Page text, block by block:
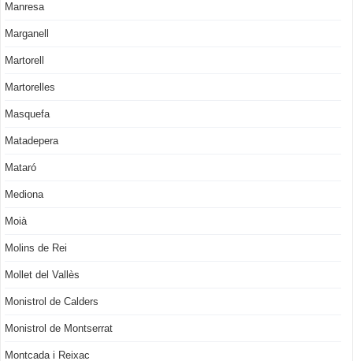
Manresa
Marganell
Martorell
Martorelles
Masquefa
Matadepera
Mataró
Mediona
Moià
Molins de Rei
Mollet del Vallès
Monistrol de Calders
Monistrol de Montserrat
Montcada i Reixac